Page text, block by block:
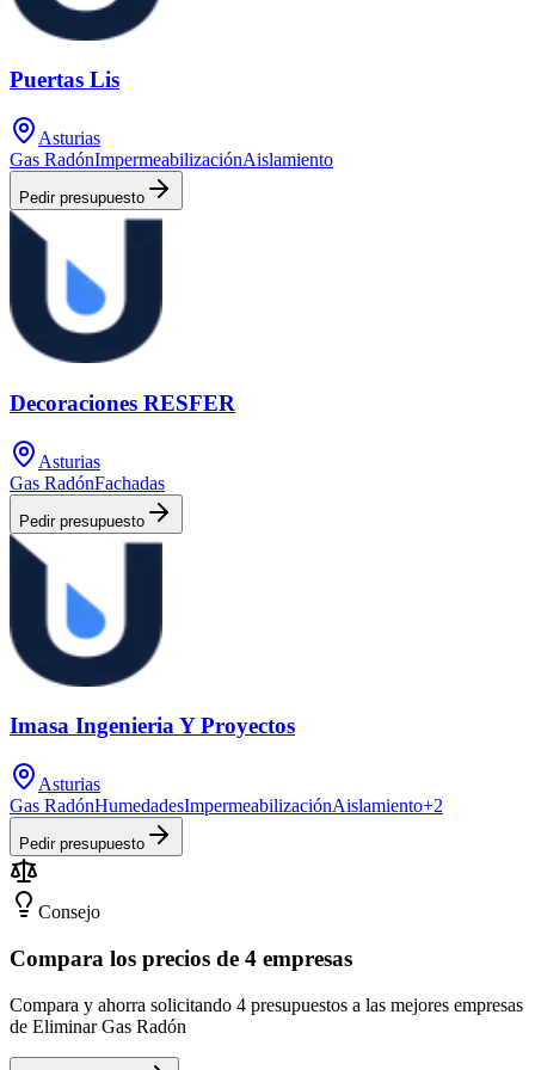
Puertas Lis
Asturias
Gas RadónImpermeabilizaciónAislamiento
Pedir presupuesto
Decoraciones RESFER
Asturias
Gas RadónFachadas
Pedir presupuesto
Imasa Ingenieria Y Proyectos
Asturias
Gas RadónHumedadesImpermeabilizaciónAislamiento+2
Pedir presupuesto
Consejo
Compara los precios de 4 empresas
Compara y ahorra solicitando 4 presupuestos a las mejores empresas
de Eliminar Gas Radón